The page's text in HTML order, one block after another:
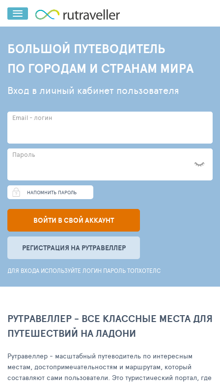
БОЛЬШОЙ ПУТЕВОДИТЕЛЬ
ПО ГОРОДАМ И СТРАНАМ МИРА
Вход в личный кабинет пользователя
Email - логин
Пароль
НАПОМНИТЬ ПАРОЛЬ
ВОЙТИ В СВОЙ АККАУНТ
РЕГИСТРАЦИЯ НА РУТРАВЕЛЛЕР
ДЛЯ ВХОДА ИСПОЛЬЗУЙТЕ ЛОГИН ПАРОЛЬ ТОПХОТЕЛС
РУТРАВЕЛЛЕР - ВСЕ КЛАССНЫЕ МЕСТА ДЛЯ
ПУТЕШЕСТВИЙ НА ЛАДОНИ
Рутравеллер - масштабный путеводитель по интересным
местам, достопримечательностям и маршрутам, который
составляют сами пользователи. Это туристический портал, где